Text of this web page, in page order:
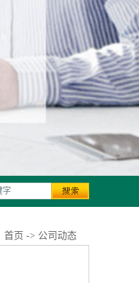
首页 -> 公司动态